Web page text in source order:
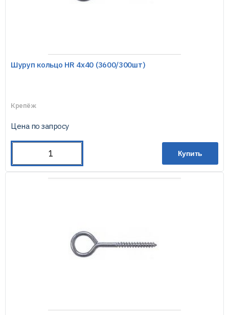
Шуруп кольцо HR 4х40 (3600/300шт)
Крепёж
Цена по запросу
Купить